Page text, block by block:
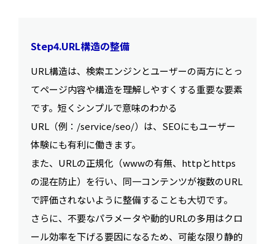
Step4.URL構造の整備
URL構造は、検索エンジンとユーザーの両方にとっ
てページ内容や構造を理解しやすくする重要な要素
です。短くシンプルで意味のわかる
URL（例：/service/seo/）は、SEOにもユーザー
体験にも有利に働きます。
また、URLの正規化（wwwの有無、httpとhttps
の混在防止）を行い、同一コンテンツが複数のURL
で評価されないように整備することも大切です。
さらに、不要なパラメータや動的URLの多用はクロ
ール効率を下げる要因になるため、可能な限り静的